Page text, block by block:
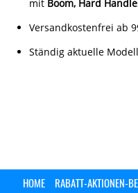
mit Boom, Hard
Versandkostenfrei ab
Ständig aktuelle
HOME RABATT-AKTIONEN-